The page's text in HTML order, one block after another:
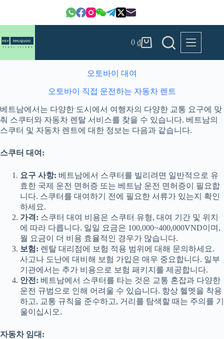
으
로
건
장
니
0₫
오토바이 대여
오토바이 직접 운전하는 자동차 렌트
베트남에서는 다양한 도시에서 여행자의 다양한 교통 요구에 맞
춰 스쿠터와 자동차 렌탈 서비스를 찾을 수 있습니다. 베트남의
스쿠터 및 자동차 렌트에 대한 정보는 다음과 같습니다.
스쿠터 대여:
요구 사항: 베트남에서 스쿠터를 빌리려면 일반적으로 유
효한 국제 운전 면허증 또는 베트남 운전 면허증이 필요합
니다. 스쿠터를 대여하기 전에 필요한 서류가 있는지 확인
하세요.
가격: 스쿠터 대여 비용은 스쿠터 유형, 대여 기간 및 위치
에 따라 다릅니다. 일일 요금은 100,000~400,000VND이며,
월 요금이 더 비용 효율적인 경우가 많습니다.
보험: 렌탈 대리점에 보험 적용 범위에 대해 문의하세요.
사고나 도난에 대비해 보험 가입은 매우 중요합니다. 일부
기관에서는 추가 비용으로 보험 패키지를 제공합니다.
안전: 베트남에서 스쿠터를 타는 것은 교통 혼잡과 다양한
운전 규범으로 인해 어려울 수 있습니다. 항상 헬멧을 착용
하고, 교통 규칙을 준수하고, 거리를 탐색할 때는 주의를 기
울이십시오.
자동차 임대: